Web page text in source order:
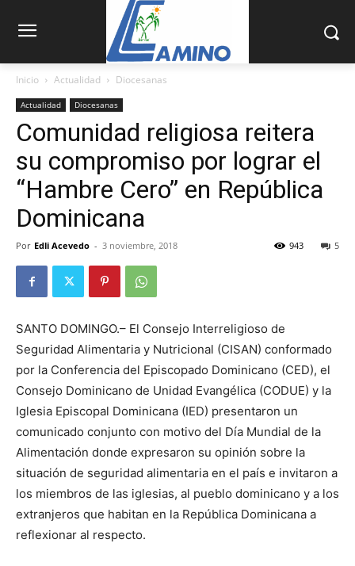
Inicio Actualidad Diocesanas
Actualidad Diocesanas
Comunidad religiosa reitera
su compromiso por lograr el
“Hambre Cero” en República
Dominicana
Por Edli Acevedo - 3 noviembre, 2018 5
943
SANTO DOMINGO.– El Consejo Interreligioso de
Seguridad Alimentaria y Nutricional (CISAN) conformado
por la Conferencia del Episcopado Dominicano (CED), el
Consejo Domini­cano de Unidad Evangélica (CODUE) y la
Iglesia Epis­copal Dominicana (IED) presentaron un
comunicado conjunto con motivo del Día Mundial de la
Alimentación donde expresaron su opinión sobre la
situación de seguridad alimentaria en el país e invitaron a
los miembros de las iglesias, al pueblo domi­nicano y a los
extranjeros que habitan en la República Dominicana a
reflexionar al respecto.